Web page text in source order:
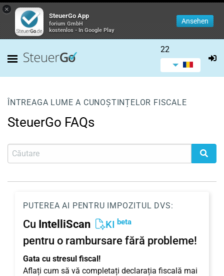
×
SteuerGo App
forium GmbH
kostenlos - In Google Play
Ansehen
22
ÎNTREAGA LUME A CUNOȘTINȚELOR FISCALE
SteuerGo FAQs
PUTEREA AI PENTRU IMPOZITUL DVS:
Cu IntelliScan KI beta
pentru o rambursare fără probleme!
Gata cu stresul fiscal!
Aflați cum să vă completați declarația fiscală mai